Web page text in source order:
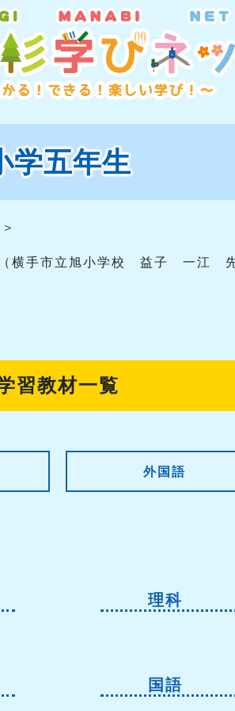
学五年生
（横手市立旭小学校 益子 一江
習教材一覧
外国語
理科
国語